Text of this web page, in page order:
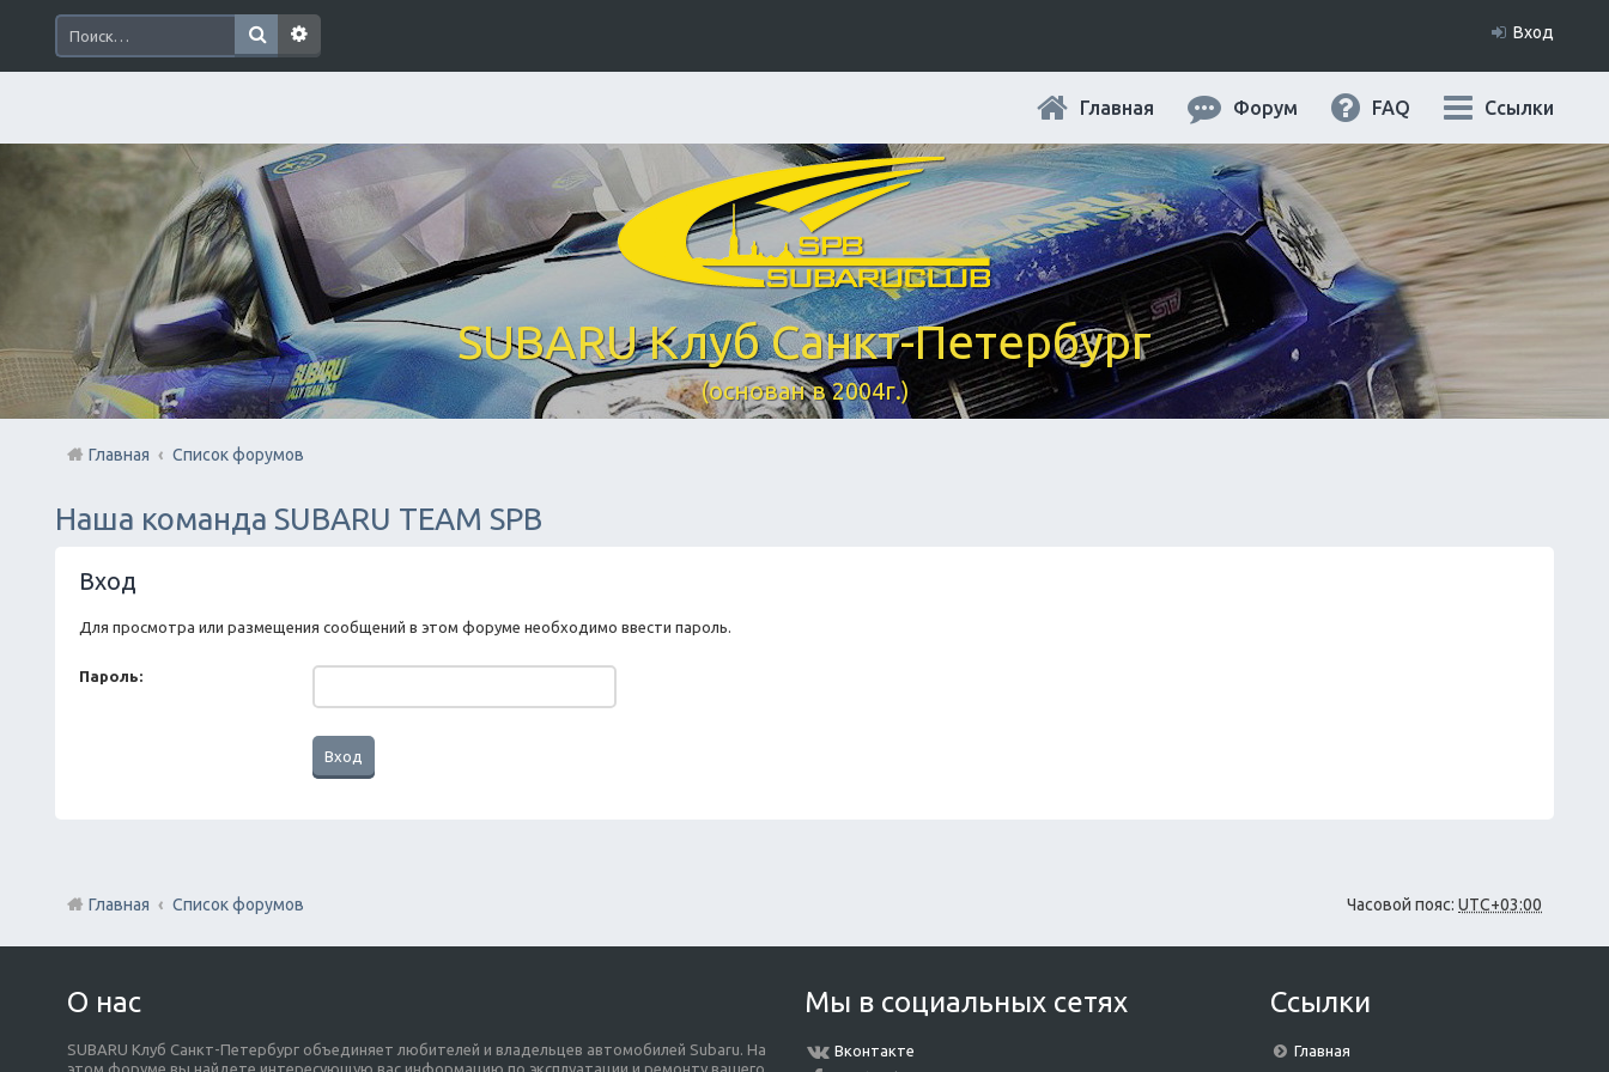
Вход
SUBARU Клуб Санкт-Петербург
(основан в 2004г.)
Ссылки
FAQ
Форум
Главная
Главная Список форумов
Наша команда SUBARU TEAM SPB
Вход
Для просмотра или размещения сообщений в этом форуме необходимо ввести пароль.
Пароль:
Часовой пояс: UTC+03:00
Главная Список форумов
О нас
SUBARU Клуб Санкт-Петербург объединяет любителей и владельцев автомобилей Subaru. На
этом форуме вы найдете интересующую вас информацию по эксплуатации и ремонту вашего
Мы в социальных сетях
Вконтакте
Ссылки
Главная